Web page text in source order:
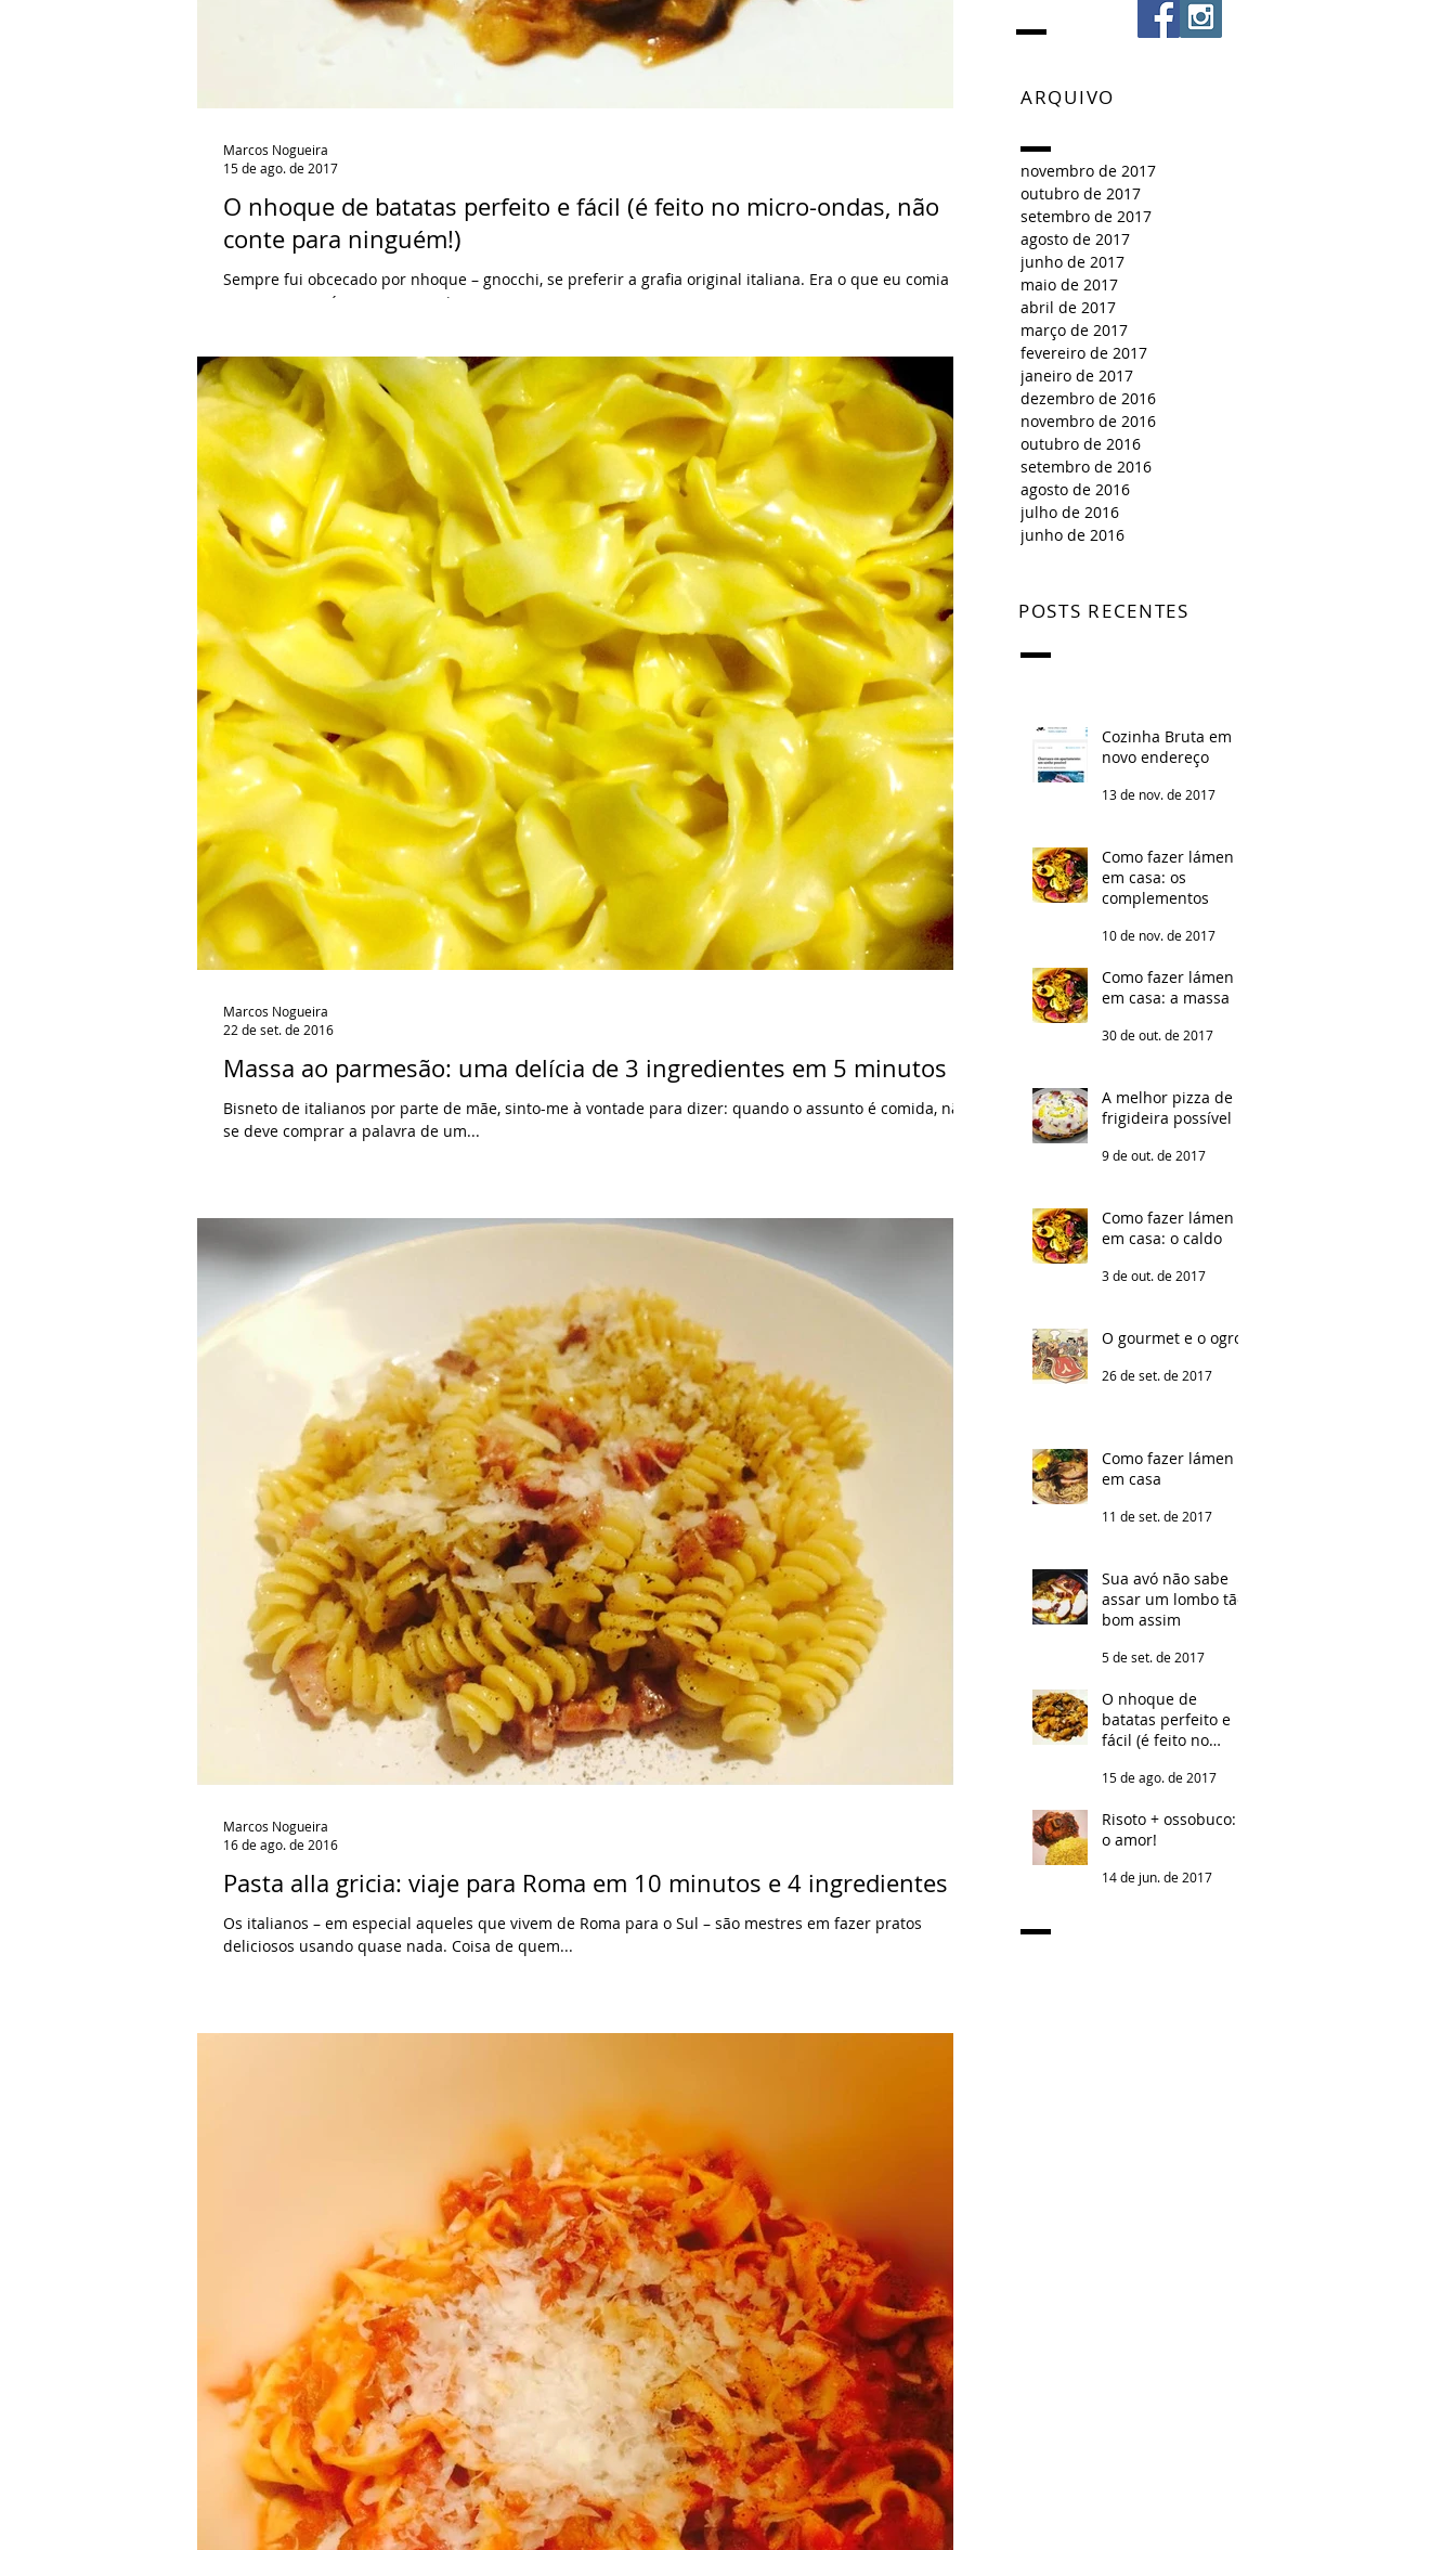
O nhoque de batatas perfeito e fácil (é feito no micro-ondas, não
conte para ninguém!)
Sempre fui obcecado por nhoque – gnocchi, se preferir a grafia original italiana. Era o que eu comia
sempre que saía com meus pais para...
Marcos Nogueira
15 de ago. de 2017
Massa ao parmesão: uma delícia de 3 ingredientes em 5 minutos
Bisneto de italianos por parte de mãe, sinto-me à vontade para dizer: quando o assunto é comida, não
se deve comprar a palavra de um...
Marcos Nogueira
22 de set. de 2016
Pasta alla gricia: viaje para Roma em 10 minutos e 4 ingredientes
Os italianos – em especial aqueles que vivem de Roma para o Sul – são mestres em fazer pratos
deliciosos usando quase nada. Coisa de quem...
Marcos Nogueira
16 de ago. de 2016
ARQUIVO
novembro de 2017
outubro de 2017
setembro de 2017
agosto de 2017
junho de 2017
maio de 2017
abril de 2017
março de 2017
fevereiro de 2017
janeiro de 2017
dezembro de 2016
novembro de 2016
outubro de 2016
setembro de 2016
agosto de 2016
julho de 2016
junho de 2016
POSTS RECENTES
Cozinha Bruta em
novo endereço
13 de nov. de 2017
Como fazer lámen
em casa: os
complementos
10 de nov. de 2017
Como fazer lámen
em casa: a massa
30 de out. de 2017
A melhor pizza de
frigideira possível
9 de out. de 2017
Como fazer lámen
em casa: o caldo
3 de out. de 2017
O gourmet e o ogro
26 de set. de 2017
Como fazer lámen
em casa
11 de set. de 2017
Sua avó não sabe
assar um lombo tão
bom assim
5 de set. de 2017
O nhoque de
batatas perfeito e
fácil (é feito no
conte para
15 de ago. de 2017
Risoto + ossobuco: é
o amor!
14 de jun. de 2017